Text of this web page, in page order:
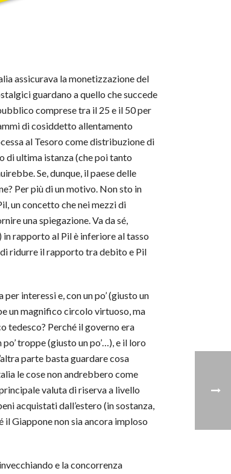
assicurava la monetizzazione del
guardano a quello che succede
comprese tra il 25 e il 50 per
di cosiddetto allentamento
al Tesoro come distribuzione di
di ultima istanza (che poi tanto
Se, dunque, il paese delle
Per più di un motivo. Non sto in
un concetto che nei mezzi di
una spiegazione. Va da sé,
rapporto al Pil è inferiore al tasso
ridurre il rapporto tra debito e Pil
interessi e, con un po’ (giusto un
un magnifico circolo virtuoso, ma
tedesco? Perché il governo era
troppe (giusto un po’…), e il loro
parte basta guardare cosa
le cose non andrebbero come
valuta di riserva a livello
acquistati dall’estero (in sostanza,
Giappone non sia ancora imploso
e la concorrenza